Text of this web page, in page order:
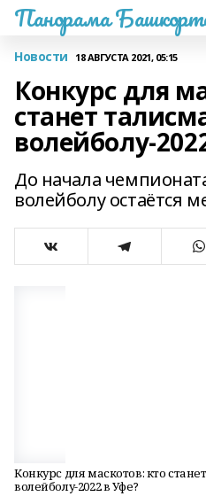
Панорама
Новости 18 АВГУСТА 2021, 05:15
Конкурс для
станет
волейболу-
До начала
волейболу остаётся
Конкурс для маскотов: кто
волейболу-2022 в Уфе?